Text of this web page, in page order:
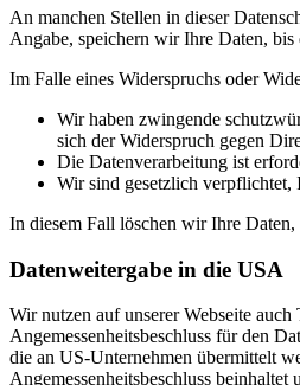
An manchen Stellen in dieser
Angabe, speichern wir Ihre Daten,
Im Falle eines Widerspruchs oder
Wir haben zwingende
sich der Widerspruch gegen
Die Datenverarbeitung ist
Wir sind gesetzlich verpflichtet,
In diesem Fall löschen wir Ihre
Datenweitergabe in die USA
Wir nutzen auf unserer Webseite
Angemessenheitsbeschluss für den
die an US-Unternehmen übermittelt
Angemessenheitsbeschluss